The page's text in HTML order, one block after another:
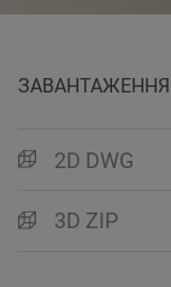
ЗАВАНТАЖЕННЯ
2D DWG
3D ZIP